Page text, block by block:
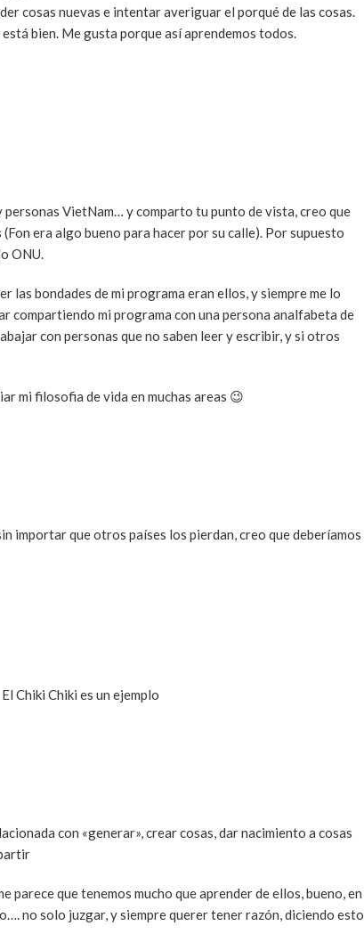
cosas nuevas e intentar averiguar el porqué de las cosas.
bien. Me gusta porque así aprendemos todos.
VietNam… y comparto tu punto de vista, creo que
era algo bueno para hacer por su calle). Por supuesto
ONU.
bondades de mi programa eran ellos, y siempre me lo
compartiendo mi programa con una persona analfabeta de
con personas que no saben leer y escribir, y si otros
mi filosofia de vida en muchas areas 😉
importar que otros países los pierdan, creo que deberíamos
Chiki Chiki es un ejemplo
con «generar», crear cosas, dar nacimiento a cosas
parece que tenemos mucho que aprender de ellos, bueno, en
no solo juzgar, y siempre querer tener razón, diciendo esto